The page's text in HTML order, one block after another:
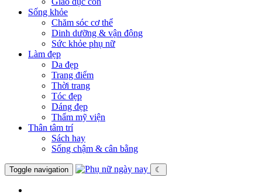
Sống khỏe
Chăm sóc cơ thể
Dinh dưỡng & vận động
Sức khỏe phụ nữ
Làm đẹp
Da đẹp
Trang điểm
Thời trang
Tóc đẹp
Dáng đẹp
Thẩm mỹ viện
Thân tâm trí
Sách hay
Sống chậm & cân bằng
Toggle navigation ☾